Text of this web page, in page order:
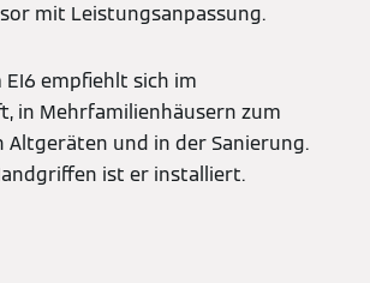
mit Leistungsanpassung.
empfiehlt sich im
in Mehrfamilienhäusern zum
Altgeräten und in der Sanierung.
ist er installiert.